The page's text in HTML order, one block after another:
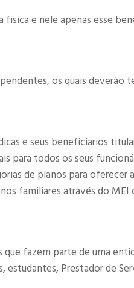
fisica e nele apenas esse
os quais deverão
e seus beneficiarios
todos os seus
de planos para oferecer
familiares através do MEI
fazem parte de uma
Prestador de